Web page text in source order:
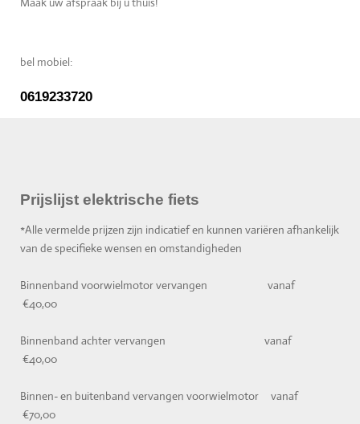
bel mobiel:
0619233720
Prijslijst elektrische fiets
*Alle vermelde prijzen zijn indicatief en kunnen variëren afhankelijk
van de specifieke wensen en omstandigheden
Binnenband voorwielmotor vervangen vanaf
€40,00
Binnenband achter vervangen vanaf
€40,00
Binnen- en buitenband vervangen voorwielmotor vanaf
€70,00